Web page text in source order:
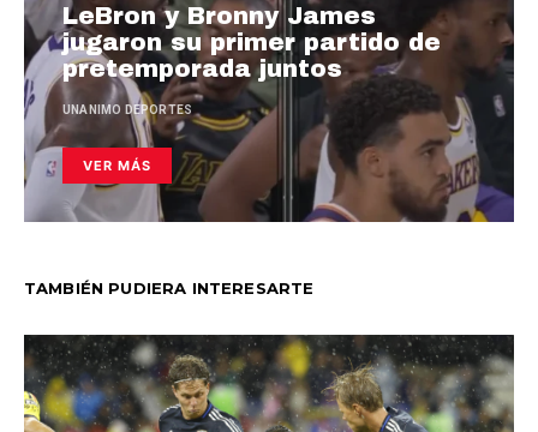
LeBron y Bronny James
jugaron su primer partido de
pretemporada juntos
UNANIMO DEPORTES
VER MÁS
TAMBIÉN PUDIERA INTERESARTE